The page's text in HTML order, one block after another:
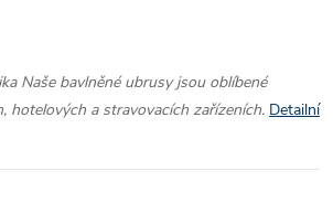
Naše bavlněné ubrusy jsou oblíbené
hotelových a stravovacích zařízeních. Detailní